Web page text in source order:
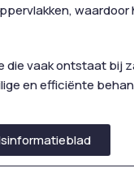
die vaak ontstaat bij
en efficiënte